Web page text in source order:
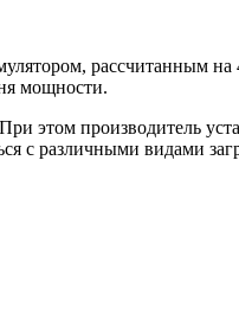
рассчитанным
мощности.
этом производитель
различными видами